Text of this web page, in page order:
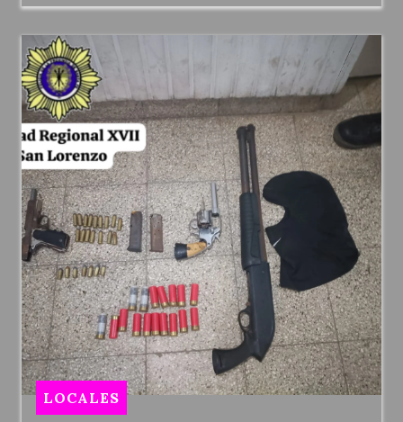
LOCALES